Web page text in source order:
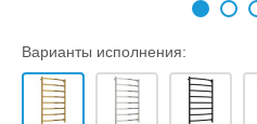
Варианты исполнения: